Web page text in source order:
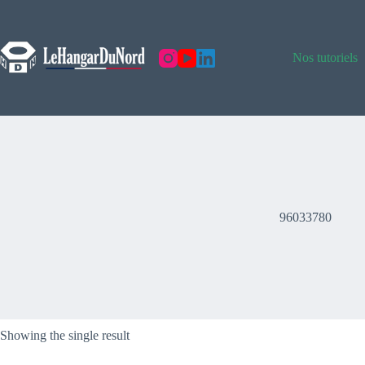
Nos tutoriels
96033780
Showing the single result